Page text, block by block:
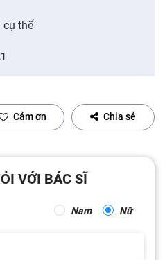
cụ thể
Cảm ơn Chia sẻ
VỚI BÁC SĨ
Nam Nữ